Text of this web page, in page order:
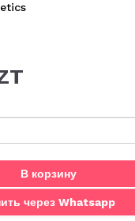
В корзину
через Whatsapp